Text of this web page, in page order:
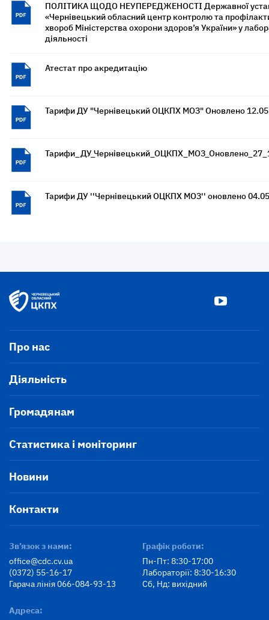
ПОЛІТИКА ЩОДО НЕУПЕРЕДЖЕНОСТІ Державної
«Чернівецький обласний центр контролю та
хвороб Міністерства охорони здоров’я України» у
діяльності
Атестат про акредитацію
Тарифи ДУ "Чернівецький ОЦКПХ МОЗ" Оновлено
Тарифи ДУ ''Чернівецький ОЦКПХ МОЗ'' оновлено
Про нас
Діяльність
Громадянам
Статистика і моніторинг
Новини
Контакти
Зв’язок з нами:
office@cdc.cv.ua
(0372) 55-16-17
Гарача лінія 066-084-93-13
Графік роботи:
Пн-Пт: 8:30-17:00
Лабораторії: 8:30-16:30
Сб, Нд: вихідний
Адреса: